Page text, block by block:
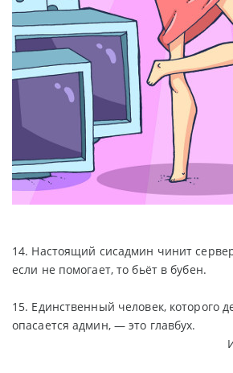
14. Настоящий сисадмин чинит
если не помогает, то бьёт в бубен.
15. Единственный человек, которого
опасается админ, — это главбух.